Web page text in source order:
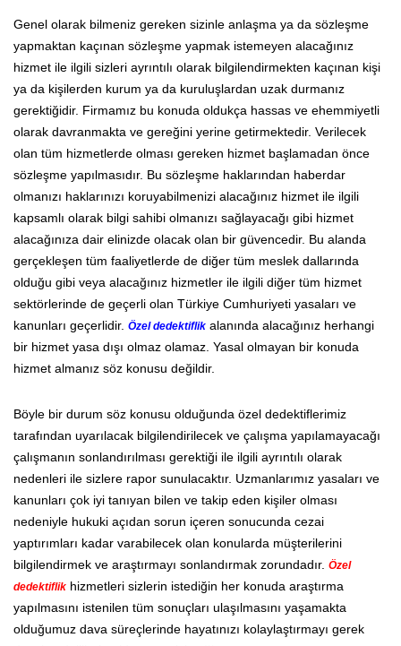
Genel olarak bilmeniz gereken sizinle anlaşma ya da sözleşme
yapmaktan kaçınan sözleşme yapmak istemeyen alacağınız
hizmet ile ilgili sizleri ayrıntılı olarak bilgilendirmekten kaçınan kişi
ya da kişilerden kurum ya da kuruluşlardan uzak durmanız
gerektiğidir. Firmamız bu konuda oldukça hassas ve ehemmiyetli
olarak davranmakta ve gereğini yerine getirmektedir. Verilecek
olan tüm hizmetlerde olması gereken hizmet başlamadan önce
sözleşme yapılmasıdır. Bu sözleşme haklarından haberdar
olmanızı haklarınızı koruyabilmenizi alacağınız hizmet ile ilgili
kapsamlı olarak bilgi sahibi olmanızı sağlayacağı gibi hizmet
alacağınıza dair elinizde olacak olan bir güvencedir. Bu alanda
gerçekleşen tüm faaliyetlerde de diğer tüm meslek dallarında
olduğu gibi veya alacağınız hizmetler ile ilgili diğer tüm hizmet
sektörlerinde de geçerli olan Türkiye Cumhuriyeti yasaları ve
kanunları geçerlidir. Özel dedektiflik alanında alacağınız herhangi
bir hizmet yasa dışı olmaz olamaz. Yasal olmayan bir konuda
hizmet almanız söz konusu değildir.
Böyle bir durum söz konusu olduğunda özel dedektiflerimiz
tarafından uyarılacak bilgilendirilecek ve çalışma yapılamayacağı
çalışmanın sonlandırılması gerektiği ile ilgili ayrıntılı olarak
nedenleri ile sizlere rapor sunulacaktır. Uzmanlarımız yasaları ve
kanunları çok iyi tanıyan bilen ve takip eden kişiler olması
nedeniyle hukuki açıdan sorun içeren sonucunda cezai
yaptırımları kadar varabilecek olan konularda müşterilerini
bilgilendirmek ve araştırmayı sonlandırmak zorundadır. Özel
dedektiflik hizmetleri sizlerin istediğin her konuda araştırma
yapılmasını istenilen tüm sonuçları ulaşılmasını yaşamakta
olduğumuz dava süreçlerinde hayatınızı kolaylaştırmayı gerek